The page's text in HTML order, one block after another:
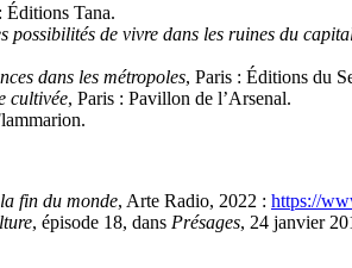
Éditions Tana.
possibilités de vivre dans les ruines du
dans les métropoles, Paris : Éditions du
cultivée, Paris : Pavillon de l’Arsenal.
fin du monde, Arte Radio, 2022 : https://
, épisode 18, dans Présages, 24 janvier